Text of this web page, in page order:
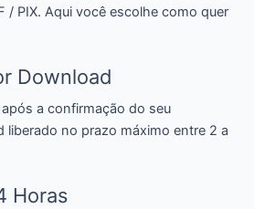
/ PIX. Aqui você escolhe como quer
Download
a confirmação do seu
liberado no prazo máximo entre 2 a
Horas